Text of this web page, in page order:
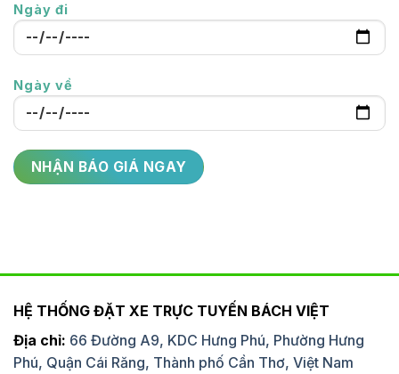
Ngày đi
Ngày về
HỆ THỐNG ĐẶT XE TRỰC TUYẾN BÁCH VIỆT
Địa chỉ: 66 Đường A9, KDC Hưng Phú, Phường Hưng
Phú, Quận Cái Răng, Thành phố Cần Thơ, Việt Nam